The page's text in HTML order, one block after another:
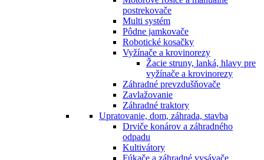
postrekovače
Multi systém
Pôdne jamkovače
Robotické kosačky
Vyžínače a krovinorezy
Žacie struny, lanká, hlavy pre
vyžínače a krovinorezy
Záhradné prevzdušňovače
Zavlažovanie
Záhradné traktory
Upratovanie, dom, záhrada, stavba
Drviče konárov a záhradného
odpadu
Kultivátory
Fúkače a záhradné vysávače